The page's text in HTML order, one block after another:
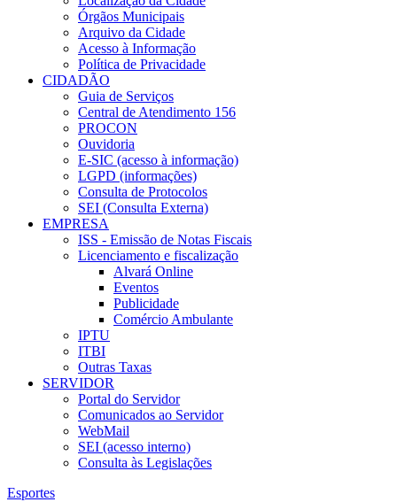
Órgãos Municipais
Arquivo da Cidade
Acesso à Informação
Política de Privacidade
CIDADÃO
Guia de Serviços
Central de Atendimento 156
PROCON
Ouvidoria
E-SIC (acesso à informação)
LGPD (informações)
Consulta de Protocolos
SEI (Consulta Externa)
EMPRESA
ISS - Emissão de Notas Fiscais
Licenciamento e fiscalização
Alvará Online
Eventos
Publicidade
Comércio Ambulante
IPTU
ITBI
Outras Taxas
SERVIDOR
Portal do Servidor
Comunicados ao Servidor
WebMail
SEI (acesso interno)
Consulta às Legislações
Esportes